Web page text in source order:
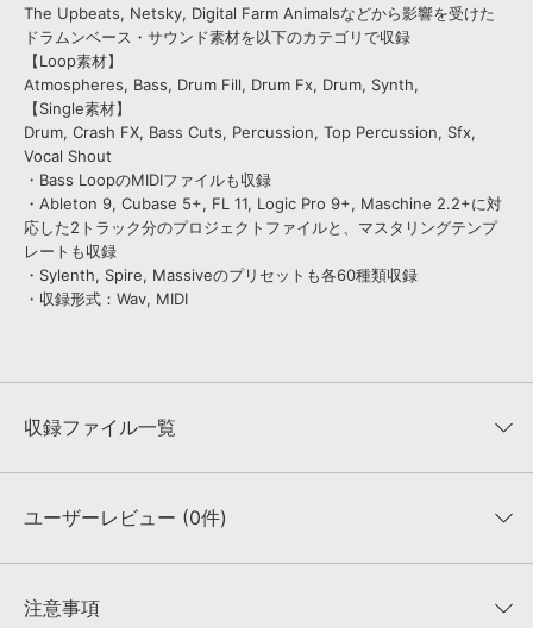
The Upbeats, Netsky, Digital Farm Animalsなどから影響を受けた
ドラムンベース・サウンド素材を以下のカテゴリで収録
【Loop素材】
Atmospheres, Bass, Drum Fill, Drum Fx, Drum, Synth,
【Single素材】
Drum, Crash FX, Bass Cuts, Percussion, Top Percussion, Sfx,
Vocal Shout
・Bass LoopのMIDIファイルも収録
・Ableton 9, Cubase 5+, FL 11, Logic Pro 9+, Maschine 2.2+に対
応した2トラック分のプロジェクトファイルと、マスタリングテンプ
レートも収録
・Sylenth, Spire, Massiveのプリセットも各60種類収録
・収録形式：Wav, MIDI
収録ファイル一覧
収録ファイル一覧
ユーザーレビュー (0件)
★★★★★
注意事項